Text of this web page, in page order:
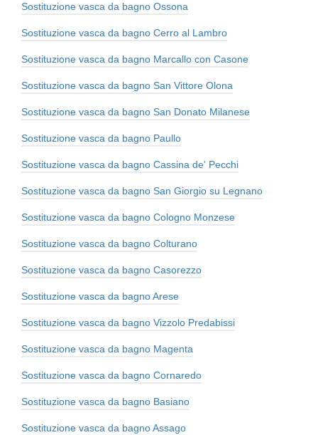
Sostituzione vasca da bagno Ossona
Sostituzione vasca da bagno Cerro al Lambro
Sostituzione vasca da bagno Marcallo con Casone
Sostituzione vasca da bagno San Vittore Olona
Sostituzione vasca da bagno San Donato Milanese
Sostituzione vasca da bagno Paullo
Sostituzione vasca da bagno Cassina de' Pecchi
Sostituzione vasca da bagno San Giorgio su Legnano
Sostituzione vasca da bagno Cologno Monzese
Sostituzione vasca da bagno Colturano
Sostituzione vasca da bagno Casorezzo
Sostituzione vasca da bagno Arese
Sostituzione vasca da bagno Vizzolo Predabissi
Sostituzione vasca da bagno Magenta
Sostituzione vasca da bagno Cornaredo
Sostituzione vasca da bagno Basiano
Sostituzione vasca da bagno Assago